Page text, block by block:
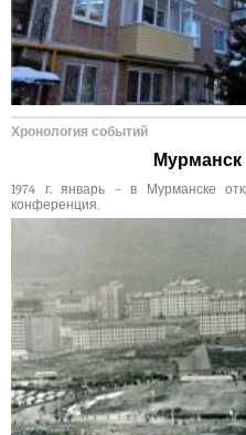
Хронология событий
Мурманск
1974 г. январь – в Мурманске
конференция.